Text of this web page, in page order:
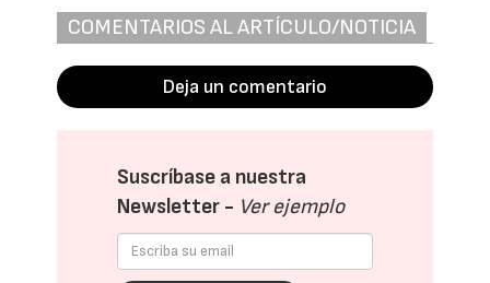
COMENTARIOS AL ARTÍCULO/NOTICIA
Deja un comentario
Suscríbase a nuestra
Newsletter - Ver ejemplo